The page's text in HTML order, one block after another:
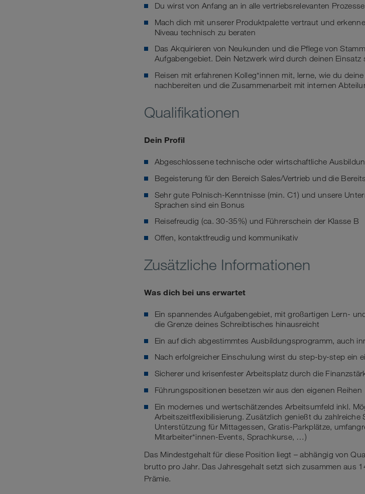
Du wirst von Anfang an in alle vertriebsrelevanten
Mach dich mit unserer Produktpalette vertraut und
Niveau technisch zu beraten
Das Akquirieren von Neukunden und die Pflege von
Aufgabengebiet. Dein Netzwerk wird durch deinen Einsatz
Reisen mit erfahrenen Kolleg*innen mit, lerne, wie du
nachbereiten und die Zusammenarbeit mit internen
Qualifikationen
Dein Profil
Abgeschlossene technische oder wirtschaftliche
Begeisterung für den Bereich Sales/Vertrieb und die
Sehr gute Polnisch-Kenntnisse (min. C1) und unsere
Sprachen sind ein Bonus
Reisefreudig (ca. 30-35%) und Führerschein der Klasse B
Offen, kontaktfreudig und kommunikativ
Zusätzliche Informationen
Was dich bei uns erwartet
Ein spannendes Aufgabengebiet, mit großartigen Lern-
die Grenze deines Schreibtisches hinausreicht
Ein auf dich abgestimmtes Ausbildungsprogramm, auch
Nach erfolgreicher Einschulung wirst du step-by-step ein
Sicherer und krisenfester Arbeitsplatz durch die
Führungspositionen besetzen wir aus den eigenen Reihen
Ein modernes und wertschätzendes Arbeitsumfeld inkl.
Arbeitszeitflexibilisierung. Zusätzlich genießt du
Unterstützung für Mittagessen, Gratis-Parkplätze,
Mitarbeiter*innen-Events, Sprachkurse, …)
Das Mindestgehalt für diese Position liegt – abhängig von
brutto pro Jahr. Das Jahresgehalt setzt sich zusammen aus
Prämie.